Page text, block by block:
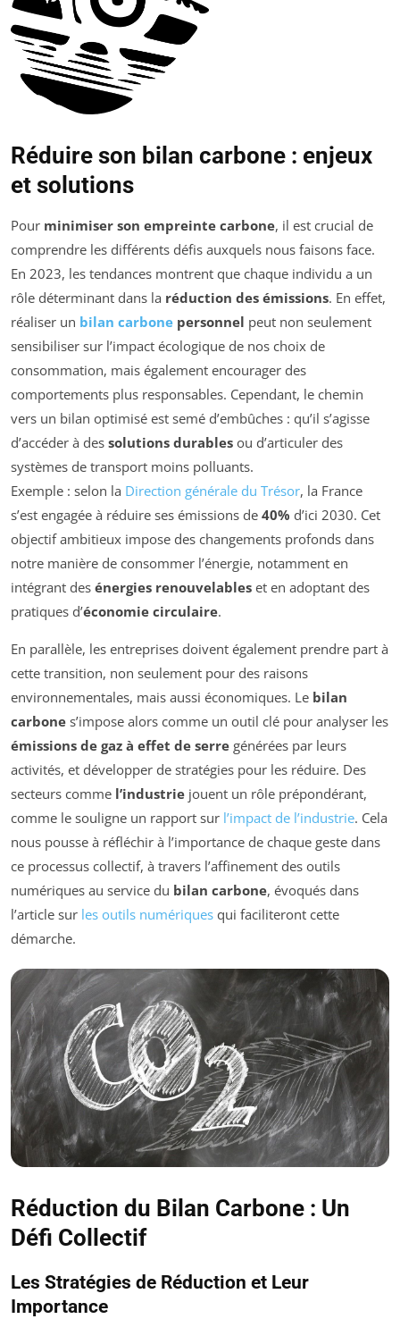
Réduire son bilan carbone : enjeux
et solutions
Pour minimiser son empreinte carbone, il est crucial de
comprendre les différents défis auxquels nous faisons face.
En 2023, les tendances montrent que chaque individu a un
rôle déterminant dans la réduction des émissions. En effet,
réaliser un bilan carbone personnel peut non seulement
sensibiliser sur l’impact écologique de nos choix de
consommation, mais également encourager des
comportements plus responsables. Cependant, le chemin
vers un bilan optimisé est semé d’embûches : qu’il s’agisse
d’accéder à des solutions durables ou d’articuler des
systèmes de transport moins polluants.
Exemple : selon la Direction générale du Trésor, la France
s’est engagée à réduire ses émissions de 40% d’ici 2030. Cet
objectif ambitieux impose des changements profonds dans
notre manière de consommer l’énergie, notamment en
intégrant des énergies renouvelables et en adoptant des
pratiques d’économie circulaire.
En parallèle, les entreprises doivent également prendre part à
cette transition, non seulement pour des raisons
environnementales, mais aussi économiques. Le bilan
carbone s’impose alors comme un outil clé pour analyser les
émissions de gaz à effet de serre générées par leurs
activités, et développer de stratégies pour les réduire. Des
secteurs comme l’industrie jouent un rôle prépondérant,
comme le souligne un rapport sur l’impact de l’industrie. Cela
nous pousse à réfléchir à l’importance de chaque geste dans
ce processus collectif, à travers l’affinement des outils
numériques au service du bilan carbone, évoqués dans
l’article sur les outils numériques qui faciliteront cette
démarche.
Réduction du Bilan Carbone : Un
Défi Collectif
Les Stratégies de Réduction et Leur
Importance